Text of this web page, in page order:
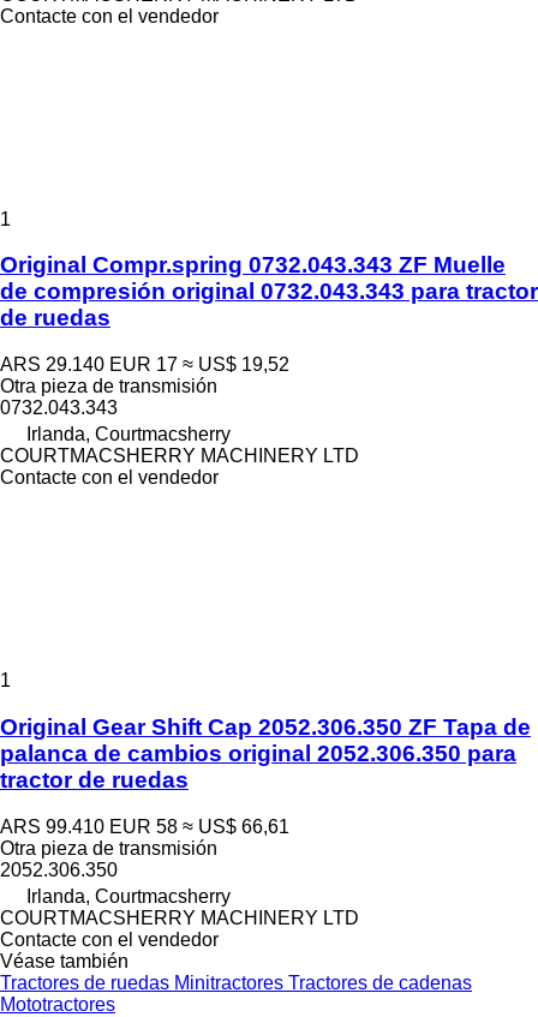
Contacte con el vendedor
1
Original Compr.spring 0732.043.343 ZF Muelle
de compresión original 0732.043.343 para tractor
de ruedas
ARS 29.140 EUR 17 ≈ US$ 19,52
Otra pieza de transmisión
0732.043.343
Irlanda, Courtmacsherry
COURTMACSHERRY MACHINERY LTD
Contacte con el vendedor
1
Original Gear Shift Cap 2052.306.350 ZF Tapa de
palanca de cambios original 2052.306.350 para
tractor de ruedas
ARS 99.410 EUR 58 ≈ US$ 66,61
Otra pieza de transmisión
2052.306.350
Irlanda, Courtmacsherry
COURTMACSHERRY MACHINERY LTD
Contacte con el vendedor
Véase también
Tractores de ruedas Minitractores Tractores de cadenas
Mototractores